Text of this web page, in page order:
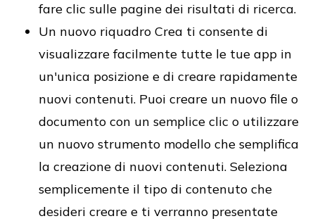
fare clic sulle pagine dei risultati di ricerca.
Un nuovo riquadro Crea ti consente di
visualizzare facilmente tutte le tue app in
un'unica posizione e di creare rapidamente
nuovi contenuti. Puoi creare un nuovo file o
documento con un semplice clic o utilizzare
un nuovo strumento modello che semplifica
la creazione di nuovi contenuti. Seleziona
semplicemente il tipo di contenuto che
desideri creare e ti verranno presentate